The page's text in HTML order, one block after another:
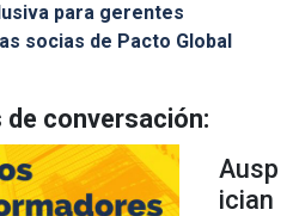
para gerentes
socias de Pacto Global
de conversación:
Ausp
ician